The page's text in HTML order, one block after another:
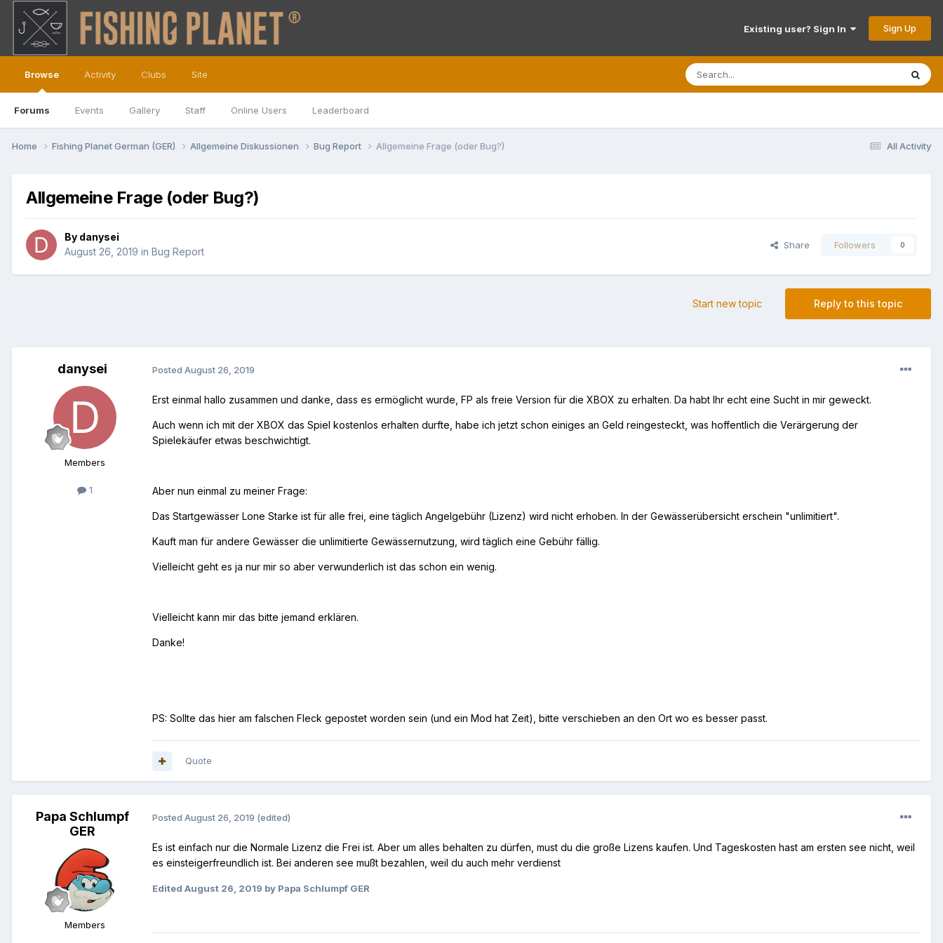
Existing user? Sign In Sign Up
Browse
Forums Events Gallery Staff Online Users Leaderboard
Activity Clubs Site
All Activity
Home Fishing Planet German (GER) Allgemeine Diskussionen Bug Report Allgemeine Frage (oder Bug?)
Allgemeine Frage (oder Bug?)
By danysei
August 26, 2019 in Bug Report
Share Followers 0
Reply to this topic
Start new topic
danysei
Members
1
Posted August 26, 2019
Erst einmal hallo zusammen und danke, dass es ermöglicht wurde, FP als freie Version für die XBOX zu erhalten. Da habt Ihr echt eine Sucht in mir geweckt.
Auch wenn ich mit der XBOX das Spiel kostenlos erhalten durfte, habe ich jetzt schon einiges an Geld reingesteckt, was hoffentlich die Verärgerung der
Spielekäufer etwas beschwichtigt.
Aber nun einmal zu meiner Frage:
Das Startgewässer Lone Starke ist für alle frei, eine täglich Angelgebühr (Lizenz) wird nicht erhoben. In der Gewässerübersicht erschein "unlimitiert".
Kauft man für andere Gewässer die unlimitierte Gewässernutzung, wird täglich eine Gebühr fällig.
Vielleicht geht es ja nur mir so aber verwunderlich ist das schon ein wenig.
Vielleicht kann mir das bitte jemand erklären.
Danke!
PS: Sollte das hier am falschen Fleck gepostet worden sein (und ein Mod hat Zeit), bitte verschieben an den Ort wo es besser passt.
Quote
Papa Schlumpf
GER
Members
Posted August 26, 2019 (edited)
Es ist einfach nur die Normale Lizenz die Frei ist. Aber um alles behalten zu dürfen, must du die große Lizens kaufen. Und Tageskosten hast am ersten see nicht, weil
es einsteigerfreundlich ist. Bei anderen see mußt bezahlen, weil du auch mehr verdienst
Edited August 26, 2019 by Papa Schlumpf GER